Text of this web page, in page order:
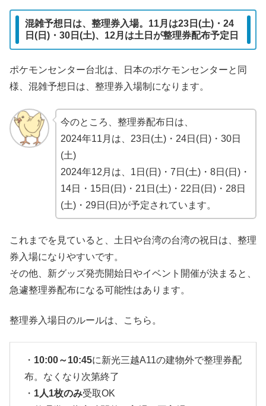
混雑予想日は、整理券入場。11月は23日(土)・24
日(日)・30日(土)、12月は土日が整理券配布予定日
ポケモンセンター台北は、日本のポケモンセンターと同
様、混雑予想日は、整理券入場制になります。
今のところ、整理券配布日は、
2024年11月は、23日(土)・24日(日)・30日
(土)
2024年12月は、1日(日)・7日(土)・8日(日)・
14日・15日(日)・21日(土)・22日(日)・28日
(土)・29日(日)が予定されています。
これまでを見ていると、土日や台湾の台湾の祝日は、整理
券入場になりやすいです。
その他、新グッズ発売開始日やイベント開催が決まると、
急遽整理券配布になる可能性はあります。
整理券入場日のルールは、こちら。
・ 10:00～10:45に新光三越A11の建物外で整理券配
布。なくなり次第終了
・ 1人1枚のみ受取OK